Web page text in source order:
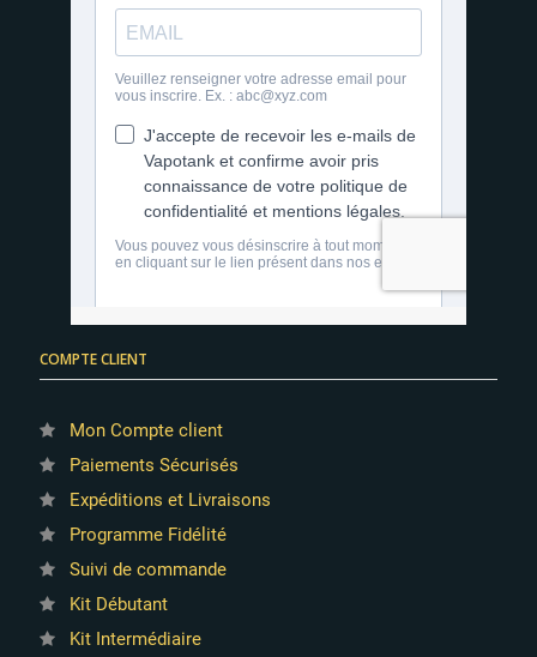
COMPTE CLIENT
Mon Compte client
Paiements Sécurisés
Expéditions et Livraisons
Programme Fidélité
Suivi de commande
Kit Débutant
Kit Intermédiaire